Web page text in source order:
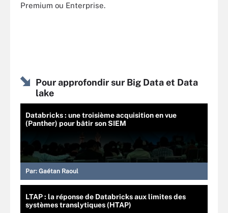
Premium ou Enterprise.
Pour approfondir sur Big Data et Data
lake
Databricks : une troisième acquisition en vue
(Panther) pour bâtir son SIEM
Par: Gaétan Raoul
LTAP : la réponse de Databricks aux limites des
systèmes translytiques (HTAP)